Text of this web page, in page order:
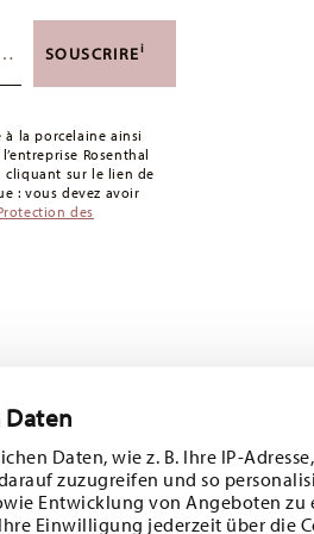
Daten, wie z. B. Ihre IP-
zuzugreifen und so
Entwicklung von Angeboten zu
Einwilligung jederzeit über die
49,90 CHF. Pour toute commande
les articles en stock. Vous pouvez
de retour.
SOUSCRIREi
la porcelaine ainsi
Rosenthal
cliquant sur le lien de
: vous devez avoir
des
Suivez-nous sur
10%!
tendances et